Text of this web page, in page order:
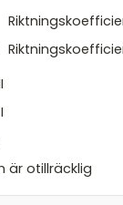
är otillräcklig